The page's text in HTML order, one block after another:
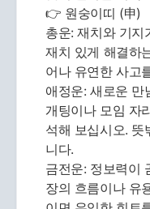
👉 원숭이띠 (申)
총운: 재치와 기지
재치 있게 해결하
어나 유연한 사고
애정운: 새로운 만
개팅이나 모임 자
석해 보십시오.
니다.
금전운: 정보력이
장의 흐름이나 유